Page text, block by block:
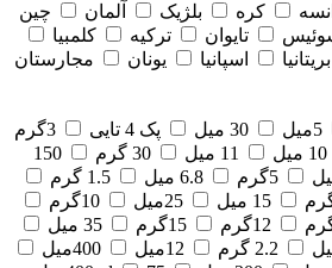
کره بلژیک آلمان
چین
تایوان ترکیه
کلمبیا
بریتانیا اسپانیا یونان
مجارستان
5میل 30 میل پک 4 تایی
3گرم
10 میل 11 میل 30 گرم
150
5گرم 6.8 میل
1.5 گرم
15 میل 25میل
10گرم
12گرم 15گرم
35 میل
2.2 گرم 12میل
400میل